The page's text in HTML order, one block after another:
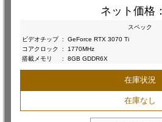
ネット価格：
スペック
ビデオチップ :
GeForce RTX 3070 Ti
コアクロック
:
1770MHz
搭載メモリ
: 8GB GDDR6X
在庫状況
在庫なし